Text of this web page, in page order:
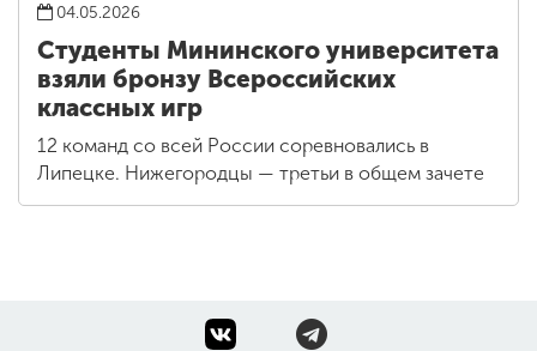
04.05.2026
Студенты Мининского университета
взяли бронзу Всероссийских
классных игр
12 команд со всей России соревновались в
Липецке. Нижегородцы — третьи в общем зачете